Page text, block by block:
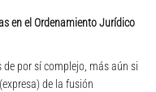
en el Ordenamiento Jurídico
de por sí complejo, más aún si
de la fusión